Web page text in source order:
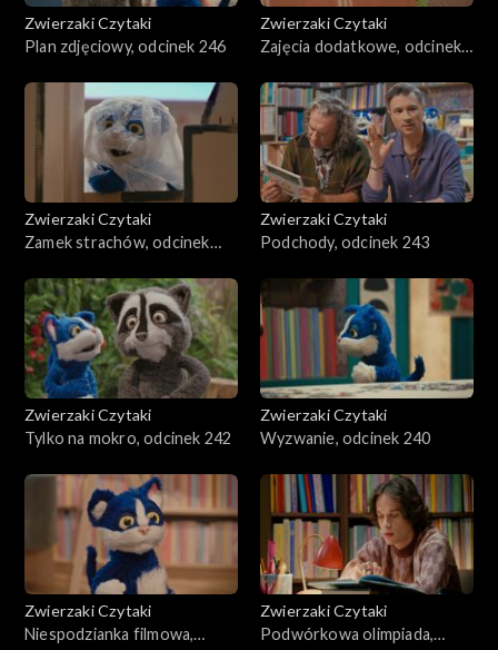
Zwierzaki Czytaki
Plan zdjęciowy, odcinek 246
Zwierzaki Czytaki
Zajęcia dodatkowe, odcinek
Zwierzaki Czytaki
Zamek strachów, odcinek
Zwierzaki Czytaki
Podchody, odcinek 243
Zwierzaki Czytaki
Tylko na mokro, odcinek 242
Zwierzaki Czytaki
Wyzwanie, odcinek 240
Zwierzaki Czytaki
Niespodzianka filmowa,
Zwierzaki Czytaki
Podwórkowa olimpiada,